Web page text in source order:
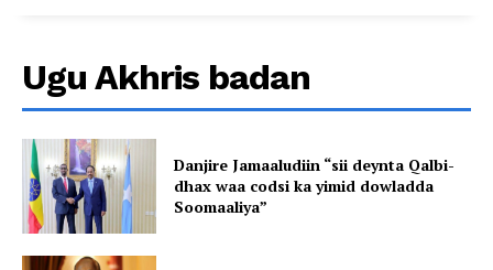
Ugu Akhris badan
Danjire Jamaaludiin “sii deynta Qalbi-
dhax waa codsi ka yimid dowladda
Soomaaliya”